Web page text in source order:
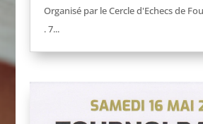
Organisé par le Cercle d'Echecs de
. 7...